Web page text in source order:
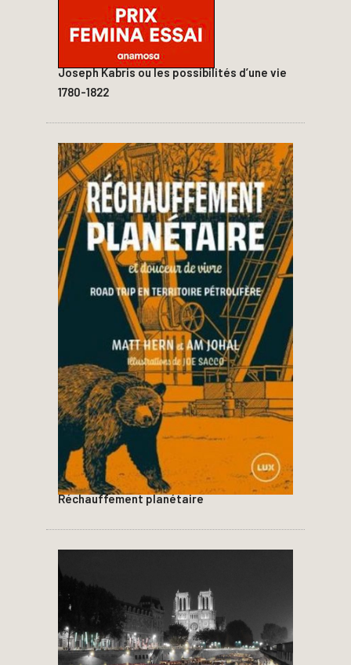
Joseph Kabris ou les possibilités d’une vie
1780-1822
Réchauffement planétaire